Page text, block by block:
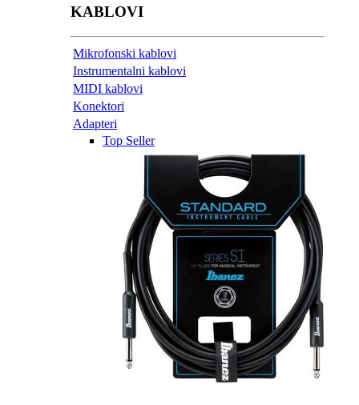
KABLOVI
Mikrofonski kablovi
Instrumentalni kablovi
MIDI kablovi
Konektori
Adapteri
Top Seller